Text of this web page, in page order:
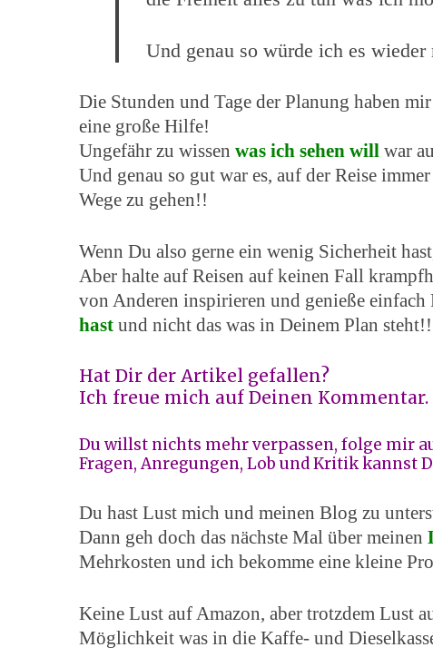
Und genau so würde ich es wieder
Die Stunden und Tage der Planung haben
eine große Hilfe!
Ungefähr zu wissen was ich sehen will war
Und genau so gut war es, auf der Reise
Wege zu gehen!!
Wenn Du also gerne ein wenig Sicherheit
Aber halte auf Reisen auf keinen Fall
von Anderen inspirieren und genieße einfach
hast und nicht das was in Deinem Plan
Hat Dir der Artikel gefallen?
Ich freue mich auf Deinen Kommentar.
Du willst nichts mehr verpassen, folge mir
Fragen, Anregungen, Lob und Kritik kannst
Du hast Lust mich und meinen Blog zu
Dann geh doch das nächste Mal über meinen
Mehrkosten und ich bekomme eine kleine
Keine Lust auf Amazon, aber trotzdem Lust
Möglichkeit was in die Kaffe- und